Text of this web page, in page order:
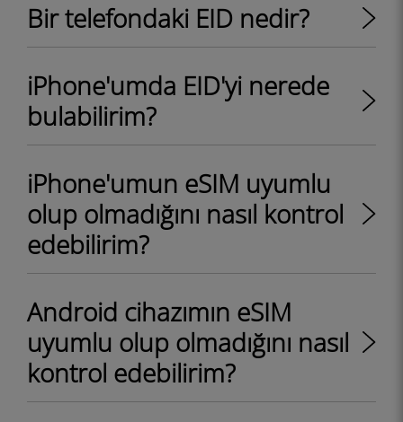
Bir telefondaki EID nedir?
iPhone'umda EID'yi nerede
bulabilirim?
iPhone'umun eSIM uyumlu
olup olmadığını nasıl kontrol
edebilirim?
Android cihazımın eSIM
uyumlu olup olmadığını nasıl
kontrol edebilirim?